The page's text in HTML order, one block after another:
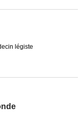
légiste